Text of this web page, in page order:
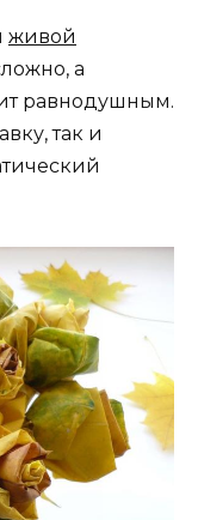
живой
а
равнодушным.
так и